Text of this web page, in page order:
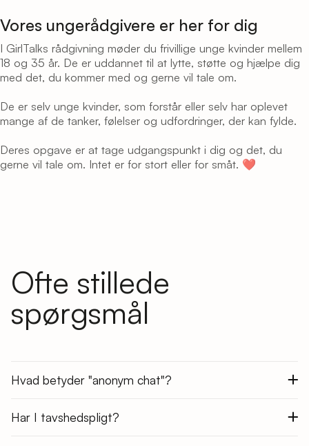
Vores ungerådgivere er her for dig
I GirlTalks rådgivning møder du frivillige unge kvinder mellem
18 og 35 år. De er uddannet til at lytte, støtte og hjælpe dig
med det, du kommer med og gerne vil tale om.
De er selv unge kvinder, som forstår eller selv har oplevet
mange af de tanker, følelser og udfordringer, der kan fylde.
Deres opgave er at tage udgangspunkt i dig og det, du
gerne vil tale om. Intet er for stort eller for småt. ❤
Ofte stillede
spørgsmål
Hvad betyder "anonym chat"?
Har I tavshedspligt?